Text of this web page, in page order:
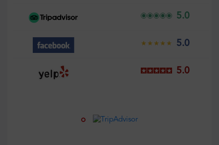
5.0
5.0
5.0